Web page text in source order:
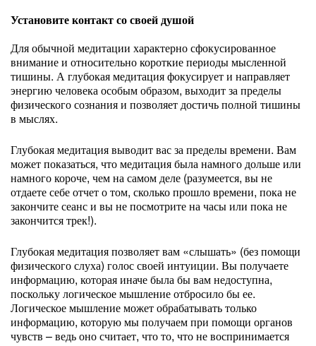
Установите контакт со своей душой
Для обычной медитации характерно сфокусированное
внимание и относительно короткие периоды мысленной
тишины. А глубокая медитация фокусирует и направляет
энергию человека особым образом, выходит за пределы
физического сознания и позволяет достичь полной тишины
в мыслях.
Глубокая медитация выводит вас за пределы времени. Вам
может показаться, что медитация была намного дольше или
намного короче, чем на самом деле (разумеется, вы не
отдаете себе отчет о том, сколько прошло времени, пока не
закончите сеанс и вы не посмотрите на часы или пока не
закончится трек!).
Глубокая медитация позволяет вам «слышать» (без помощи
физического слуха) голос своей интуиции. Вы получаете
информацию, которая иначе была бы вам недоступна,
поскольку логическое мышление отбросило бы ее.
Логическое мышление может обрабатывать только
информацию, которую мы получаем при помощи органов
чувств – ведь оно считает, что то, что не воспринимается